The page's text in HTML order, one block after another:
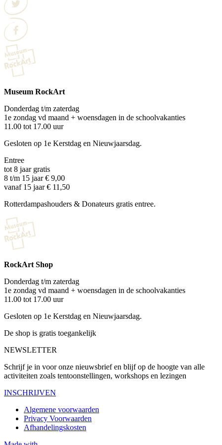
Museum RockArt
Donderdag t/m zaterdag
1e zondag vd maand + woensdagen in de schoolvakanties
11.00 tot 17.00 uur
Gesloten op 1e Kerstdag en Nieuwjaarsdag.
Entree
tot 8 jaar gratis
8 t/m 15 jaar € 9,00
vanaf 15 jaar € 11,50
Rotterdampashouders & Donateurs gratis entree.
RockArt Shop
Donderdag t/m zaterdag
1e zondag vd maand + woensdagen in de schoolvakanties
11.00 tot 17.00 uur
Gesloten op 1e Kerstdag en Nieuwjaarsdag.
De shop is gratis toegankelijk
NEWSLETTER
Schrijf je in voor onze nieuwsbrief en blijf op de hoogte van alle
activiteiten zoals tentoonstellingen, workshops en lezingen
INSCHRIJVEN
Algemene voorwaarden
Privacy Voorwaarden
Afhandelingskosten